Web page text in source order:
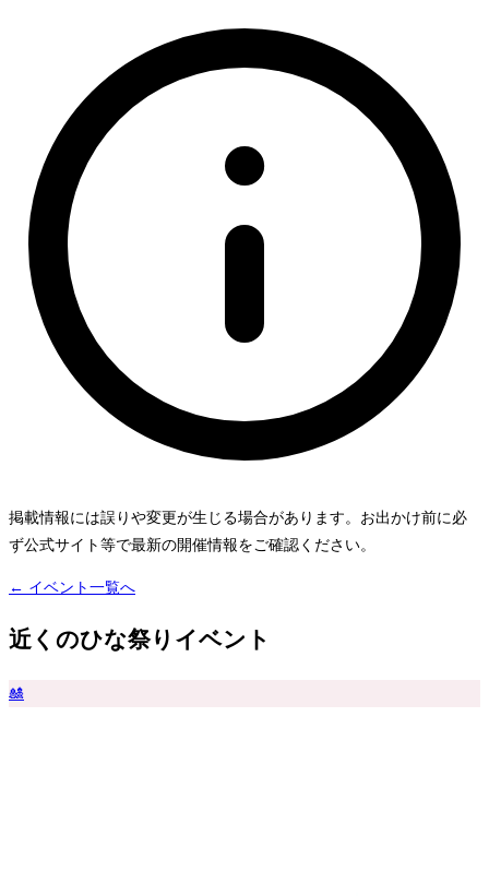
掲載情報には誤りや変更が生じる場合があります。お出かけ前に必
ず公式サイト等で最新の開催情報をご確認ください。
← イベント一覧へ
近くのひな祭りイベント
🎎